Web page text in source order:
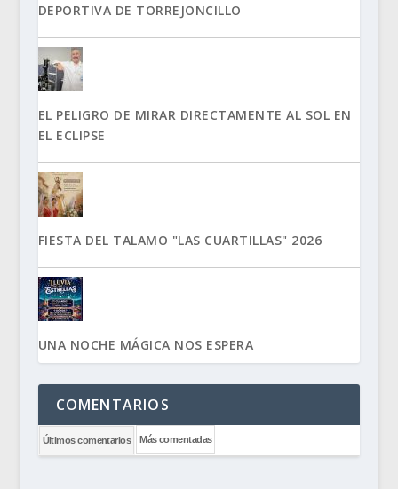
DEPORTIVA DE TORREJONCILLO
EL PELIGRO DE MIRAR DIRECTAMENTE AL SOL EN
EL ECLIPSE
FIESTA DEL TALAMO "LAS CUARTILLAS" 2026
UNA NOCHE MÁGICA NOS ESPERA
COMENTARIOS
Últimos comentarios Más comentadas